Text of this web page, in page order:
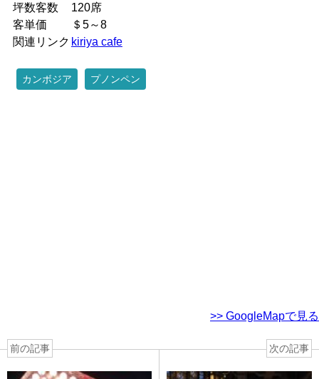
坪数客数
120席
客単価
＄5～8
関連リンク kiriya cafe
カンボジア プノンペン
>> GoogleMapで見る
前の記事 次の記事